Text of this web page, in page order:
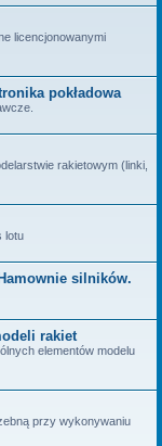
licencjonowanymi
pokładowa
rakietowym (linki,
lotu
silników.
rakiet
elementów modelu
przy wykonywaniu